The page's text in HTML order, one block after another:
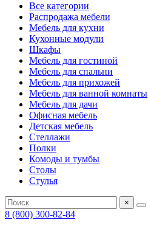
Все категории
Распродажа мебели
Мебель для кухни
Кухонные модули
Шкафы
Мебель для гостиной
Мебель для спальни
Мебель для прихожей
Мебель для ванной комнаты
Мебель для дачи
Офисная мебель
Детская мебель
Стеллажи
Полки
Комоды и тумбы
Столы
Стулья
×
8 (800) 300-82-84